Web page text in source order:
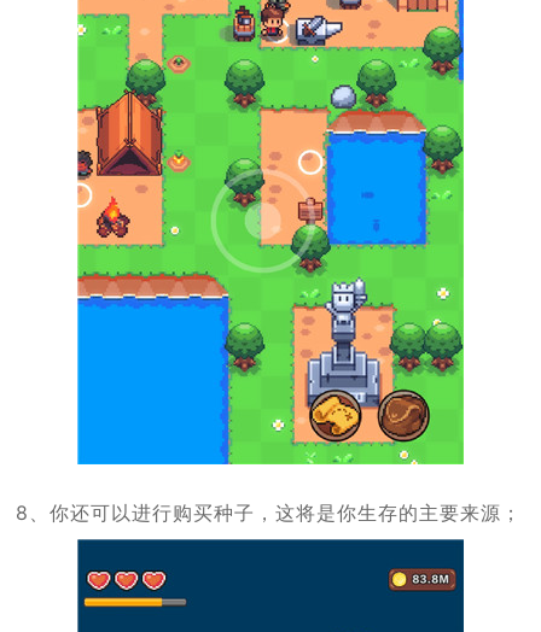
8、你还可以进行购买种子，这将是你生存的主要来源；